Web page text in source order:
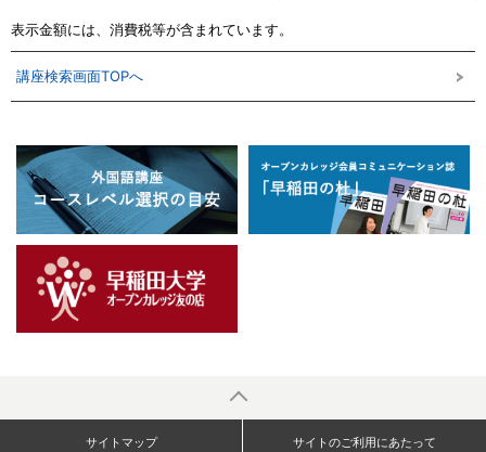
表示金額には、消費税等が含まれています。
講座検索画面TOPへ
サイトマップ サイトのご利用にあたって